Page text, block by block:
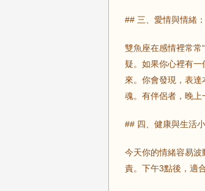
## 三、愛情與情緒
雙魚座在感情裡常常
疑。如果你心裡有
來。你會發現，表
魂。有伴侶者，晚上
## 四、健康與生活
今天你的情緒容易波
責。下午3點後，適